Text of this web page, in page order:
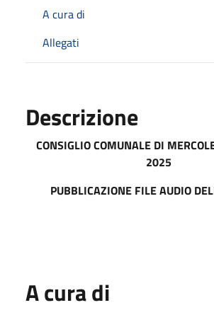
A cura di
Allegati
Descrizione
CONSIGLIO COMUNALE DI MERCOL
2025
PUBBLICAZIONE FILE AUDIO
A cura di